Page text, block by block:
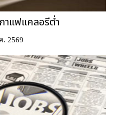
าแฟแคลอรีต่ำ
. 2569